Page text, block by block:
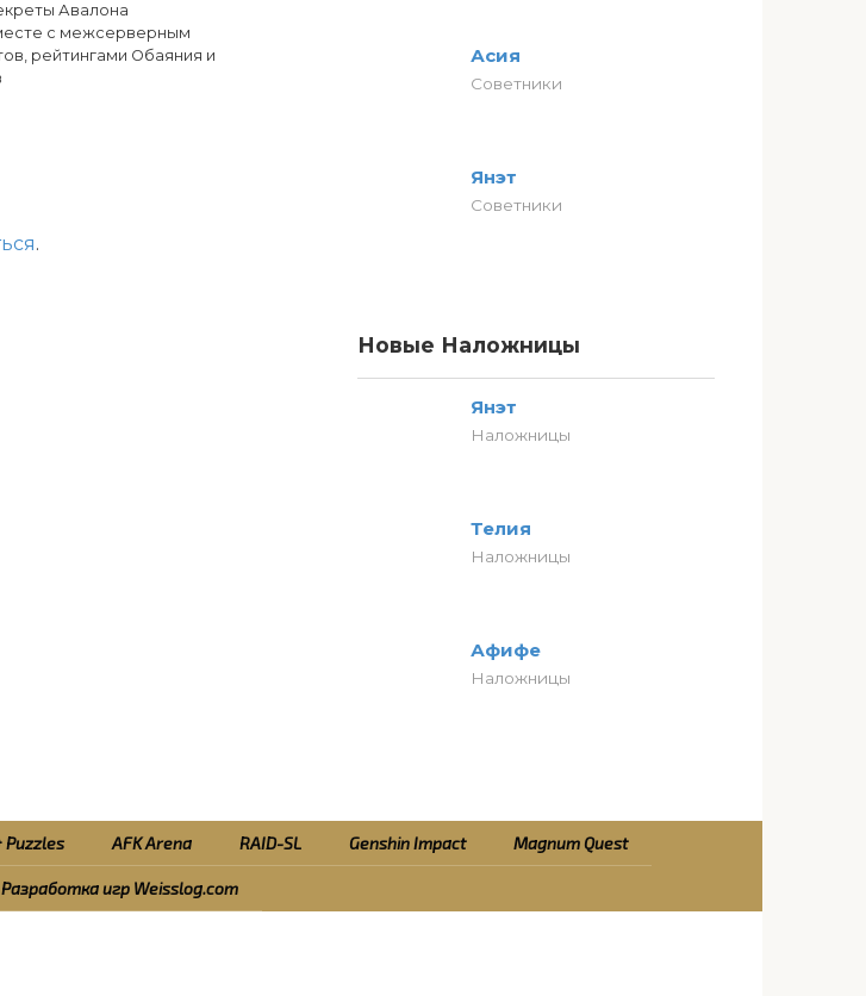
Авалона
с межсерверным
рейтингами Обаяния и
.
Асия
Советники
Янэт
Советники
Новые Наложницы
Янэт
Наложницы
Телия
Наложницы
Афифе
Наложницы
Puzzles AFK Arena RAID-SL Genshin Impact Magnum Quest
Разработка игр Weisslog.com